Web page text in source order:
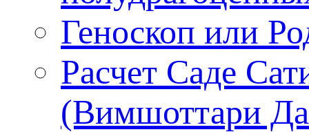
Геноскоп или
Расчет Саде
(Вимшоттари